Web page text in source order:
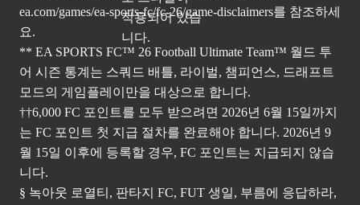
ea.com/games/ea-sports-fc/fc-26/game-disclaimers를 참조하세
요.
** EA SPORTS FC™ 26 Football Ultimate Team™ 월드 투
어 시즌 통계는 스쿼드 배틀, 라이벌, 챔피언스, 드래프트
모드의 게임플레이만을 대상으로 합니다.
††6,000 FC 포인트를 모두 받으려면 2026년 6월 15일까지
는 FC 포인트 첫 지급 절차를 완료해야 합니다. 2026년 9
월 15일 이후에 등록할 경우, FC 포인트는 지급되지 않습
니다.
§ 녹아웃 로열티, 판타지 FC, FUT 생일, 부름에 응답하라,